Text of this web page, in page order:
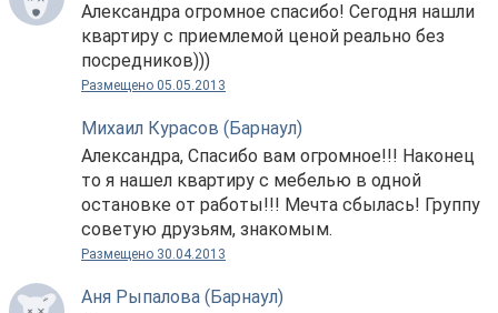
Александра огромное спасибо! Сегодня нашли
квартиру с приемлемой ценой реально без
посредников)))
Размещено 05.05.2013
Михаил Курасов (Барнаул)
Александра, Спасибо вам огромное!!! Наконец
то я нашел квартиру с мебелью в одной
остановке от работы!!! Мечта сбылась! Группу
советую друзьям, знакомым.
Размещено 30.04.2013
Аня Рыпалова (Барнаул)